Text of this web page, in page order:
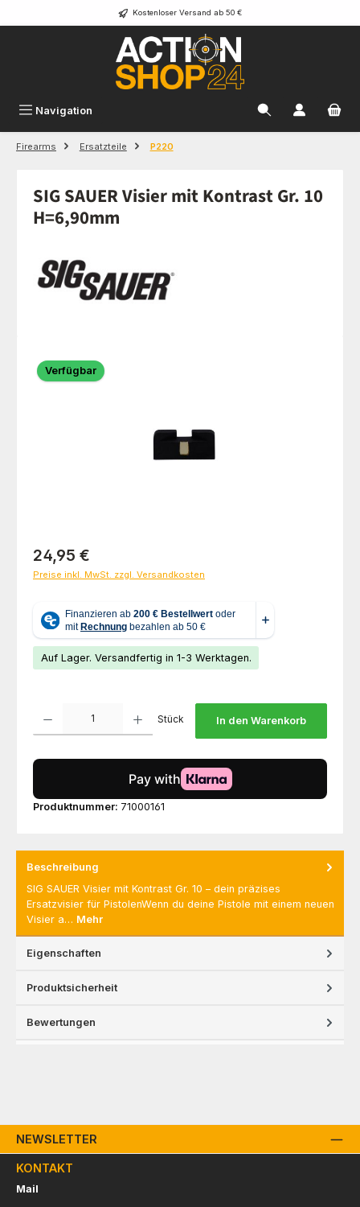
Zum Hauptinhalt springen Kostenloser Versand ab 50 €
Navigation
Firearms Ersatzteile P220
SIG SAUER Visier mit Kontrast Gr. 10
H=6,90mm
Bildergalerie überspringen
Verfügbar
Regulärer Preis:
24,95 €
Preise inkl. MwSt. zzgl. Versandkosten
Auf Lager. Versandfertig in 1-3 Werktagen.
Stück In den Warenkorb
Produktnummer: 71000161
Beschreibung
SIG SAUER Visier mit Kontrast Gr. 10 – dein präzises
Ersatzvisier für PistolenWenn du deine Pistole mit einem neuen
Visier a… Mehr
Eigenschaften
Produktsicherheit
Bewertungen
NEWSLETTER
KONTAKT
Mail